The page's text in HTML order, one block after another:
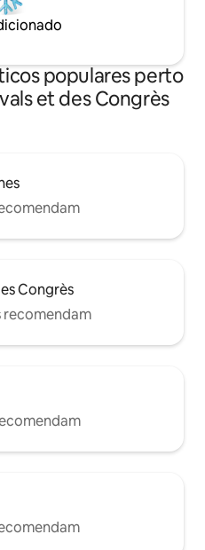
populares perto
et des Congrès
Congrès
recomendam